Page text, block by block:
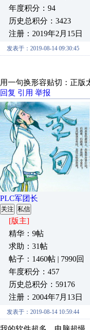
年度积分：94
历史总积分：3423
注册：2019年2月15日
发表于：2019-08-14 09:30:45
用一句换形容贴切：正版
回复 引用 举报
PLC军团长
关注 私信
[版主]
精华：9帖
求助：31帖
帖子：1460帖 | 7990回
年度积分：457
历史总积分：59176
注册：2004年7月13日
发表于：2019-08-14 10:59:44